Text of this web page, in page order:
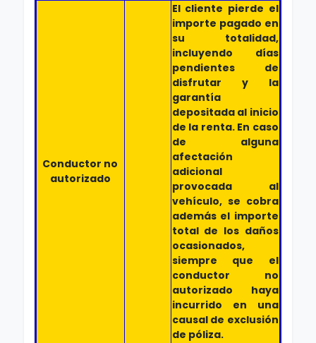
Conductor no
autorizado
El cliente pierde el
importe pagado en
su totalidad,
incluyendo días
pendientes de
disfrutar y la
garantía
depositada al inicio
de la renta. En caso
de alguna
afectación
adicional
provocada al
vehículo, se cobra
además el importe
total de los daños
ocasionados,
siempre que el
conductor no
autorizado haya
incurrido en una
causal de exclusión
de póliza.